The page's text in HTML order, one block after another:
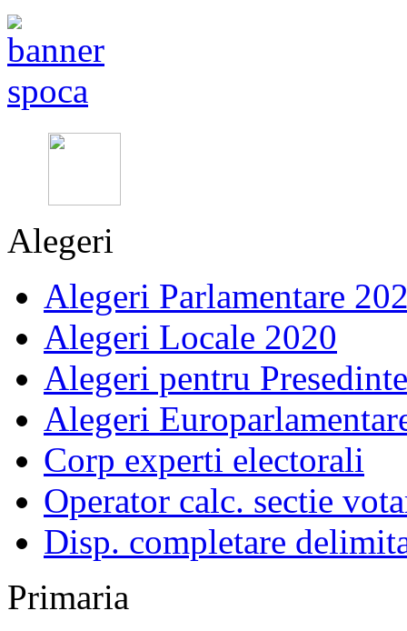
Alegeri
Alegeri Parlamentare
Alegeri Locale 2020
Alegeri pentru
Alegeri
Corp experti electorali
Operator calc. sectie
Disp. completare
Primaria